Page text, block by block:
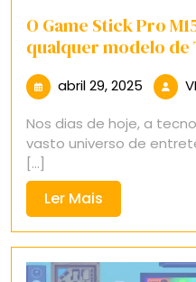
O Game Stick Pro
qualquer modelo de
abril 29, 2025 abril
29,
2025
Nos dias de hoje, a
vasto universo de
[...]
Ler Mais
Mais